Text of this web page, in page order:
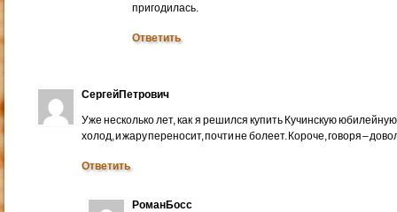
пригодилась.
Ответить
СергейПетрович
Уже несколько лет, как я решился купить Кучинскую
холод, и жару переносит, почти не болеет. Короче, говоря –
Ответить
РоманБосс